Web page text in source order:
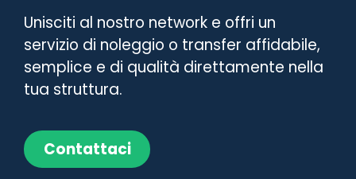
Unisciti al nostro network e offri un
servizio di noleggio o transfer affidabile,
semplice e di qualità direttamente nella
tua struttura.
Contattaci